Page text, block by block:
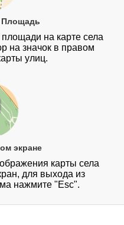
Площадь
на карте села
на значок в правом
улиц.
экране
карты села
для выхода из
нажмите "Esc".